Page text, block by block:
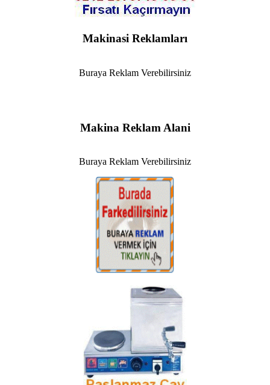
Makinasi Reklamları
Buraya Reklam Verebilirsiniz
Makina Reklam Alani
Buraya Reklam Verebilirsiniz